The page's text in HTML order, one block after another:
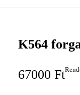
K564
67000 Ft